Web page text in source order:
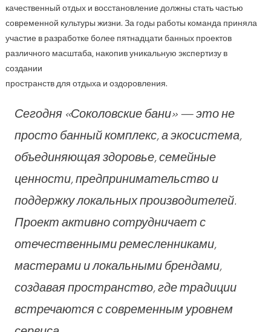
качественный отдых и восстановление должны стать частью
современной культуры жизни. За годы работы команда приняла
участие в разработке более пятнадцати банных проектов
различного масштаба, накопив уникальную экспертизу в
создании
пространств для отдыха и оздоровления.
Сегодня «Соколовские бани» — это не
просто банный комплекс, а экосистема,
объединяющая здоровье, семейные
ценности, предпринимательство и
поддержку локальных производителей.
Проект активно сотрудничает с
отечественными ремесленниками,
мастерами и локальными брендами,
создавая пространство, где традиции
встречаются с современным уровнем